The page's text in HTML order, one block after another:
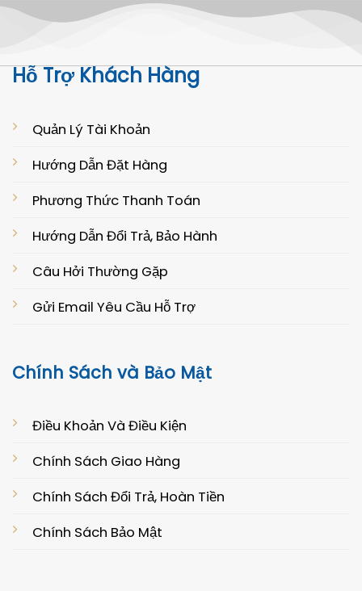
Hỗ Trợ Khách Hàng
Quản Lý Tài Khoản
Hướng Dẫn Đặt Hàng
Phương Thức Thanh Toán
Hướng Dẫn Đổi Trả, Bảo Hành
Câu Hởi Thường Gặp
Gửi Email Yêu Cầu Hỗ Trợ
Chính Sách và Bảo Mật
Điều Khoản Và Điều Kiện
Chính Sách Giao Hàng
Chính Sách Đổi Trả, Hoàn Tiền
Chính Sách Bảo Mật